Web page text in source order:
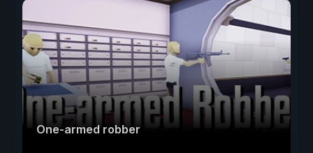
One-armed robber